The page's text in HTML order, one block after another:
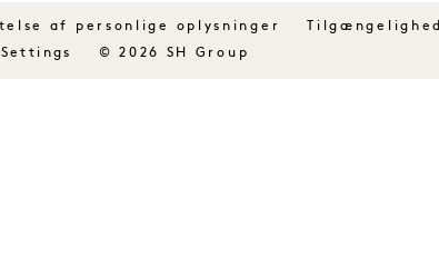
af personlige oplysninger
Tilgængelighed
© 2026 SH Group